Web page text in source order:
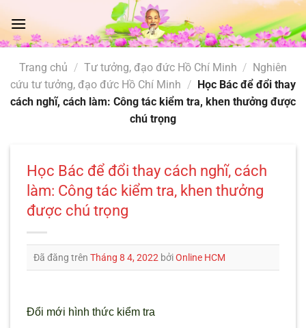
đến
nội
Trang chủ / Tư tưởng, đạo đức Hồ Chí Minh / Nghiên
cứu tư tưởng, đạo đức Hồ Chí Minh / Học Bác để đổi thay
cách nghĩ, cách làm: Công tác kiểm tra, khen thưởng được
chú trọng
Học Bác để đổi thay cách nghĩ, cách
làm: Công tác kiểm tra, khen thưởng
được chú trọng
Đã đăng trên Tháng 8 4, 2022 bởiOnline HCM
Ðổi mới hình thức kiểm tra